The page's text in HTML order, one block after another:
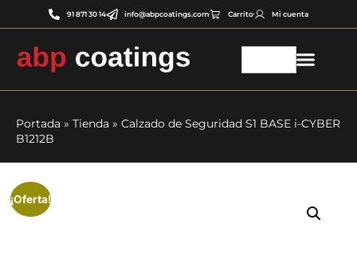
91 871 30 14 info@abpcoatings.com Carrito Mi cuenta
Portada » Tienda » Calzado de Seguridad S1 BASE i-CYBER
B1212B
¡Oferta!